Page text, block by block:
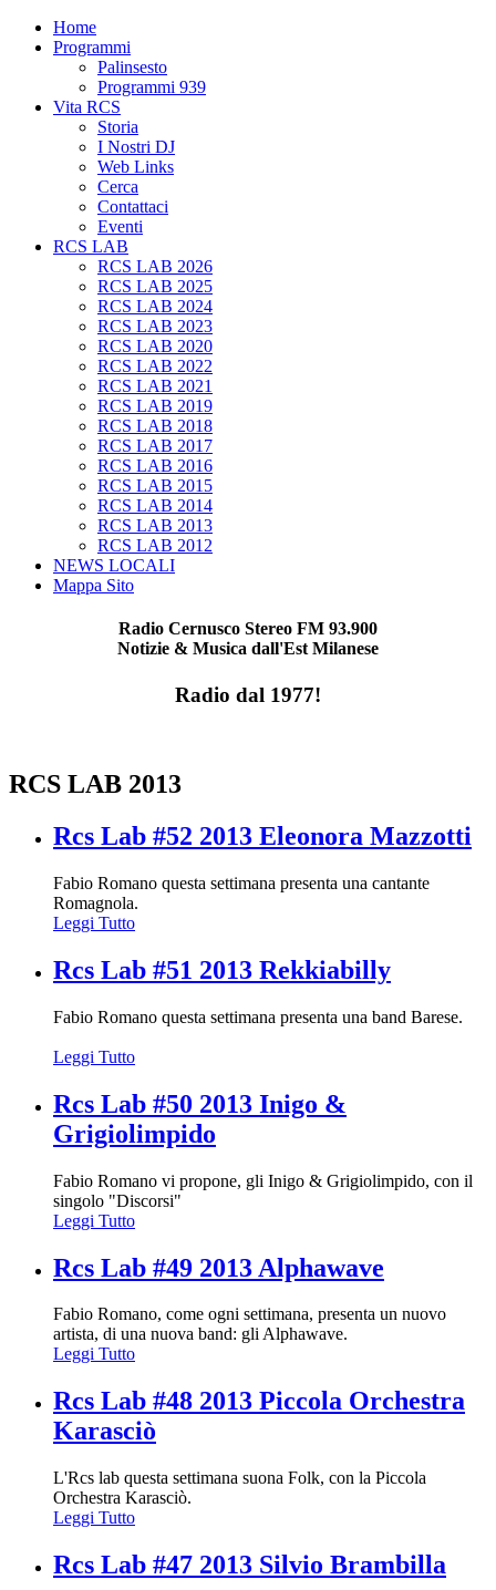
Home
Programmi
Palinsesto
Programmi 939
Vita RCS
Storia
I Nostri DJ
Web Links
Cerca
Contattaci
Eventi
RCS LAB
RCS LAB 2026
RCS LAB 2025
RCS LAB 2024
RCS LAB 2023
RCS LAB 2020
RCS LAB 2022
RCS LAB 2021
RCS LAB 2019
RCS LAB 2018
RCS LAB 2017
RCS LAB 2016
RCS LAB 2015
RCS LAB 2014
RCS LAB 2013
RCS LAB 2012
NEWS LOCALI
Mappa Sito
Radio Cernusco Stereo FM 93.900
Notizie & Musica dall'Est Milanese
Radio dal 1977!
RCS LAB 2013
Rcs Lab #52 2013 Eleonora Mazzotti
Fabio Romano questa settimana presenta una cantante
Romagnola.
Leggi Tutto
Rcs Lab #51 2013 Rekkiabilly
Fabio Romano questa settimana presenta una band Barese.
Leggi Tutto
Rcs Lab #50 2013 Inigo &
Grigiolimpido
Fabio Romano vi propone, gli Inigo & Grigiolimpido, con il
singolo "Discorsi"
Leggi Tutto
Rcs Lab #49 2013 Alphawave
Fabio Romano, come ogni settimana, presenta un nuovo
artista, di una nuova band: gli Alphawave.
Leggi Tutto
Rcs Lab #48 2013 Piccola Orchestra
Karasciò
L'Rcs lab questa settimana suona Folk, con la Piccola
Orchestra Karasciò.
Leggi Tutto
Rcs Lab #47 2013 Silvio Brambilla